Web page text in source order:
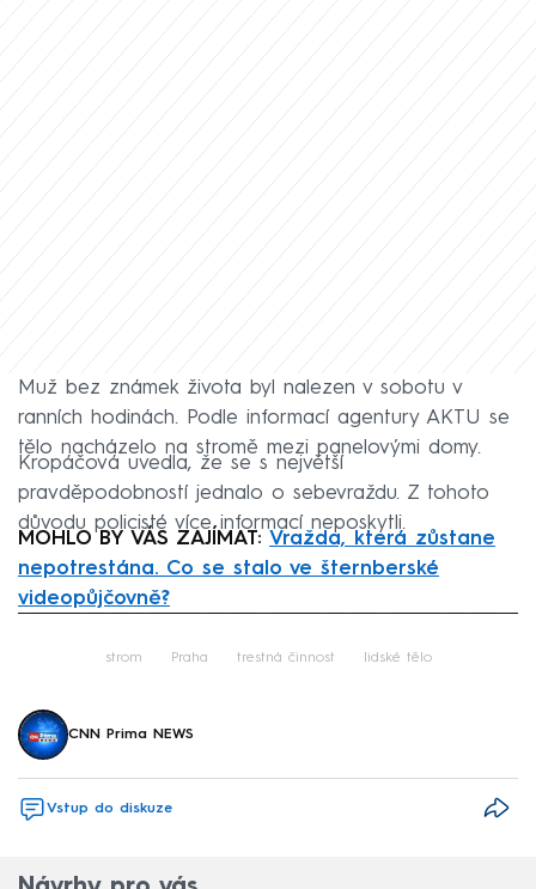
Muž bez známek života byl nalezen v sobotu v
ranních hodinách. Podle informací agentury AKTU se
tělo nacházelo na stromě mezi panelovými domy.
Kropáčová uvedla, že se s největší
pravděpodobností jednalo o sebevraždu. Z tohoto
důvodu policisté více informací neposkytli.
MOHLO BY VÁS ZAJÍMAT: Vražda, která zůstane
nepotrestána. Co se stalo ve šternberské
videopůjčovně?
strom Praha trestná činnost lidské tělo
CNN Prima NEWS
Vstup do diskuze